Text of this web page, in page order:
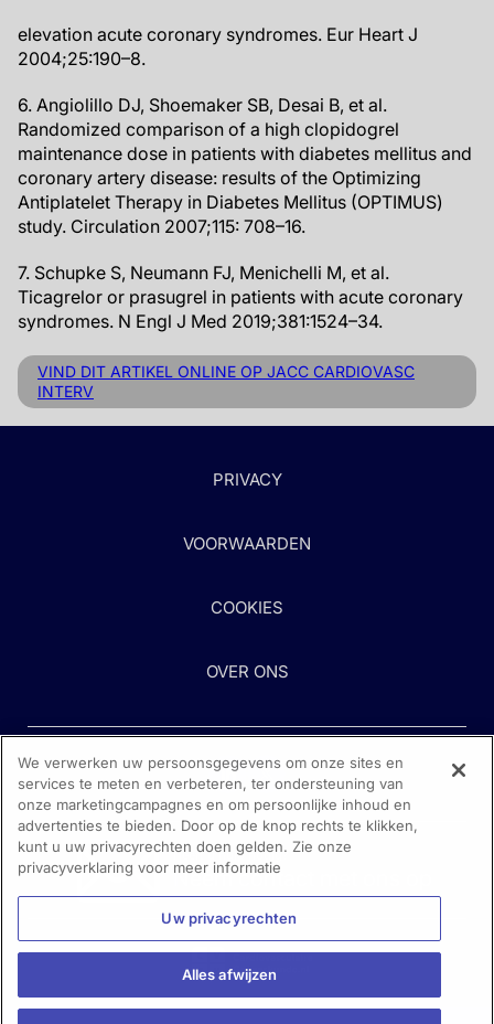
elevation acute coronary syndromes. Eur Heart J
2004;25:190–8.
6. Angiolillo DJ, Shoemaker SB, Desai B, et al.
Randomized comparison of a high clopidogrel
maintenance dose in patients with diabetes mellitus and
coronary artery disease: results of the Optimizing
Antiplatelet Therapy in Diabetes Mellitus (OPTIMUS)
study. Circulation 2007;115: 708–16.
7. Schupke S, Neumann FJ, Menichelli M, et al.
Ticagrelor or prasugrel in patients with acute coronary
syndromes. N Engl J Med 2019;381:1524–34.
VIND DIT ARTIKEL ONLINE OP JACC CARDIOVASC
INTERV
PRIVACY
VOORWAARDEN
COOKIES
OVER ONS
Heeft u hulp nodig?
Neem contact met ons op
We verwerken uw persoonsgegevens om onze sites en
services te meten en verbeteren, ter ondersteuning van
onze marketingcampagnes en om persoonlijke inhoud en
advertenties te bieden. Door op de knop rechts te klikken,
kunt u uw privacyrechten doen gelden. Zie onze
privacyverklaring voor meer informatie
Uw privacyrechten
Alles afwijzen